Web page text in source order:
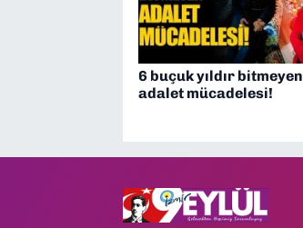
6 buçuk yıldır bitmeyen
adalet mücadelesi!